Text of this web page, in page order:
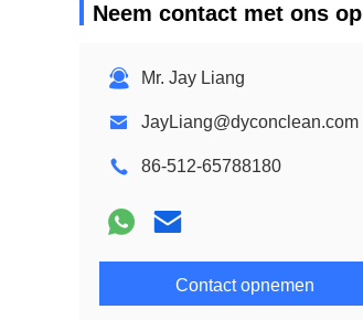
Neem contact met ons op
Mr. Jay Liang
JayLiang@dyconclean.com
86-512-65788180
Contact opnemen